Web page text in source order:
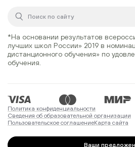
*На основании результатов
лучших школ России» 2019 в
дистанционного обучения» по
обучения.
Политика конфиденциальности
Сведения об образовательной организации
Пользовательское соглашениеКарта сайта
Ваши